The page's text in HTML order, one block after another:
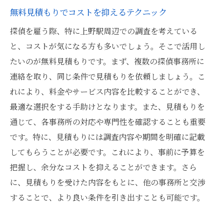
無料見積もりでコストを抑えるテクニック
探偵を雇う際、特に上野駅周辺での調査を考えている
と、コストが気になる方も多いでしょう。そこで活用し
たいのが無料見積もりです。まず、複数の探偵事務所に
連絡を取り、同じ条件で見積もりを依頼しましょう。こ
れにより、料金やサービス内容を比較することができ、
最適な選択をする手助けとなります。また、見積もりを
通じて、各事務所の対応や専門性を確認することも重要
です。特に、見積もりには調査内容や期間を明確に記載
してもらうことが必要です。これにより、事前に予算を
把握し、余分なコストを抑えることができます。さら
に、見積もりを受けた内容をもとに、他の事務所と交渉
することで、より良い条件を引き出すことも可能です。